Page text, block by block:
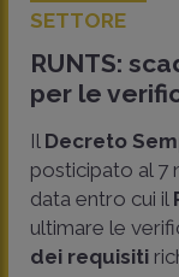
SETTORE
RUNTS:
per le
Il Decreto
posticipato al 7
data entro cui il
ultimare le
dei requisiti